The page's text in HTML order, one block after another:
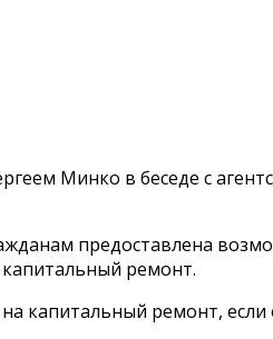
Минко в беседе с
предоставлена
капитальный ремонт.
капитальный ремонт,